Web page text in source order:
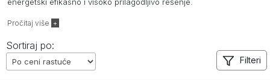
Pročitaj više
Filteri
Sortiraj po: